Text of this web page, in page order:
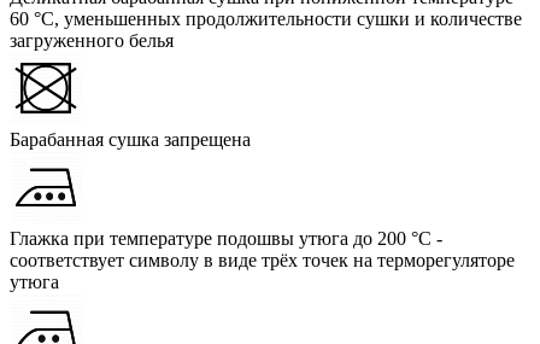
60 °C, уменьшенных продолжительности сушки и количестве
загруженного белья
Барабанная сушка запрещена
Глажка при температуре подошвы утюга до 200 °C -
соответствует символу в виде трёх точек на терморегуляторе
утюга